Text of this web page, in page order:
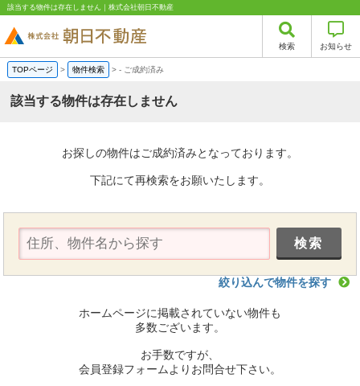
該当する物件は存在しません｜株式会社朝日不動産
検索 お知らせ
TOPページ > 物件検索 >- ご成約済み
該当する物件は存在しません
お探しの物件はご成約済みとなっております。
下記にて再検索をお願いたします。
絞り込んで物件を探す
ホームページに掲載されていない物件も
多数ございます。
お手数ですが、
会員登録フォームよりお問合せ下さい。